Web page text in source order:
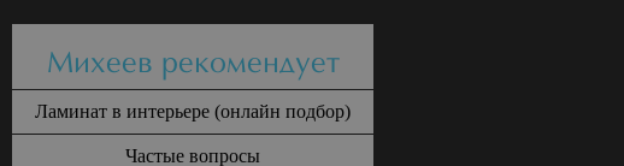
Михеев рекомендует
Ламинат в интерьере (онлайн подбор)
Частые вопросы